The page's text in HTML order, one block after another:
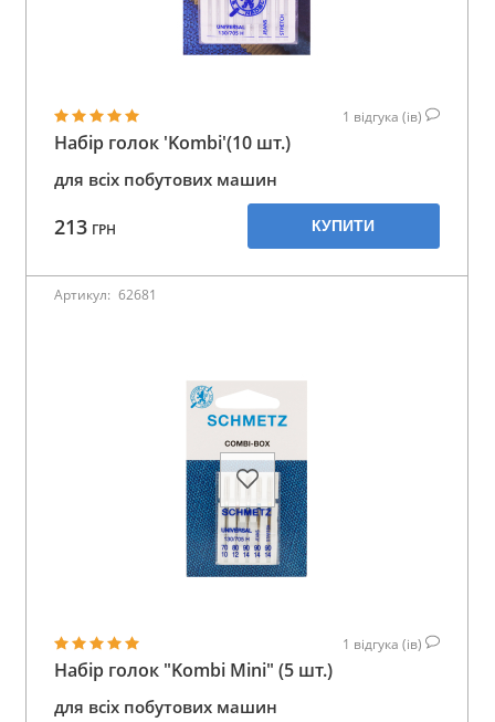
1 відгука (ів)
Набір голок 'Kombi'(10 шт.)
для всіх побутових машин
213 ГРН КУПИТИ
Артикул: 62681
1 відгука (ів)
Набір голок "Kombi Mini" (5 шт.)
для всіх побутових машин